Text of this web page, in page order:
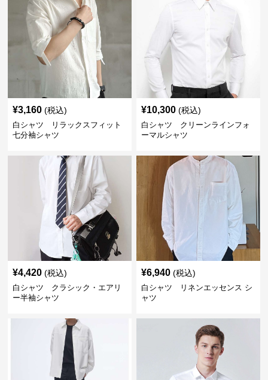
¥3,160 (税込)
白シャツ リラックスフィット
七分袖シャツ
¥10,300 (税込)
白シャツ クリーンラインフォ
ーマルシャツ
¥4,420 (税込)
白シャツ クラシック・エアリ
ー半袖シャツ
¥6,940 (税込)
白シャツ リネンエッセンス シ
ャツ